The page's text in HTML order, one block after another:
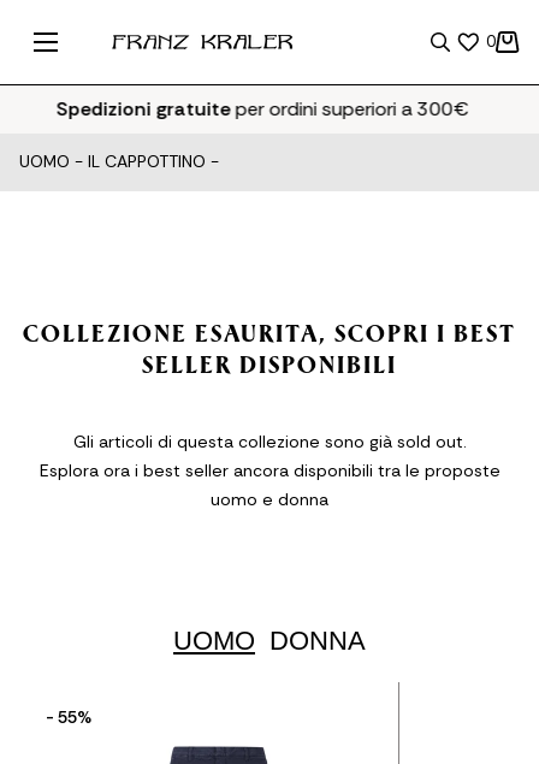
0
Spedizioni gratuiteper ordini superiori a 300€
UOMO - IL CAPPOTTINO -
COLLEZIONE ESAURITA, SCOPRI I BEST
SELLER DISPONIBILI
Gli articoli di questa collezione sono già sold out.
Esplora ora i best seller ancora disponibili tra le proposte
uomo e donna
UOMO DONNA
- 55%